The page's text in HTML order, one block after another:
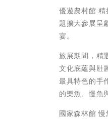
優遊農村館
題擴大參展呈
宴。
旅展期間，精
文化底蘊與壯
最具特色的手
的樂魚、慢魚
國家森林館